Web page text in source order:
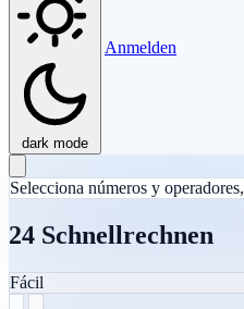
dark mode
Anmelden
Selecciona números y
24 Schnellrechnen
Fácil